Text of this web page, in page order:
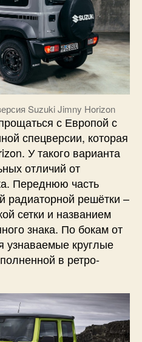
Suzuki Jimny Horizon
с Европой с
спецверсии, которая
У такого варианта
отличий от
Переднюю часть
радиаторной решётки –
сетки и названием
знака. По бокам от
узнаваемые круглые
в ретро-